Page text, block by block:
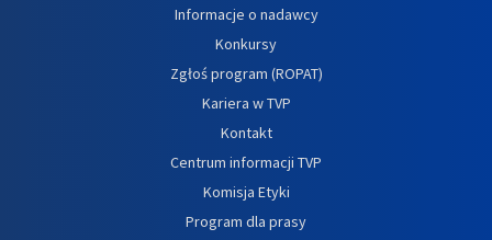
Informacje o nadawcy
Konkursy
Zgłoś program (ROPAT)
Kariera w TVP
Kontakt
Centrum informacji TVP
Komisja Etyki
Program dla prasy